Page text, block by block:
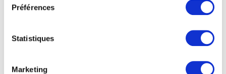
Préférences
Statistiques
Marketing